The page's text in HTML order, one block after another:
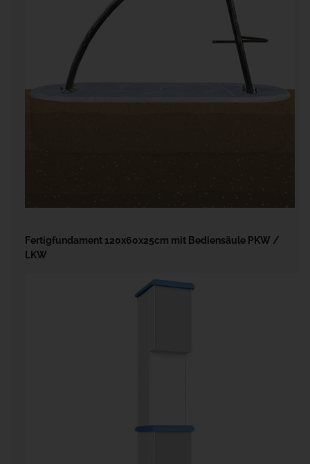
Fertigfundament 120x60x25cm mit Bediensäule PKW /
LKW